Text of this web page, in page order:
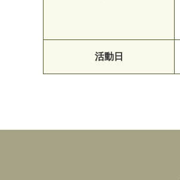
活動日